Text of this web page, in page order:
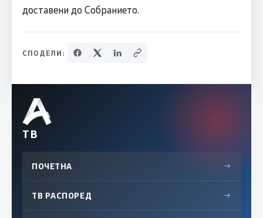
доставени до Собранието.
СПОДЕЛИ:
ТВ
ПОЧЕТНА →
ТВ РАСПОРЕД →